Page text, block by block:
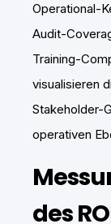
Operational-
Audit-
Training-
visualisieren
Stakeholder-
operativen
des